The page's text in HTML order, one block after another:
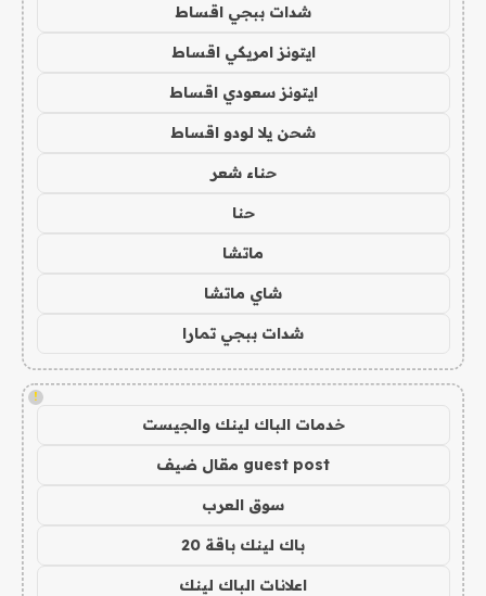
شدات ببجي اقساط
ايتونز امريكي اقساط
ايتونز سعودي اقساط
شحن يلا لودو اقساط
حناء شعر
حنا
ماتشا
شاي ماتشا
شدات ببجي تمارا
!
خدمات الباك لينك والجيست
guest post مقال ضيف
سوق العرب
باك لينك باقة 20
اعلانات الباك لينك